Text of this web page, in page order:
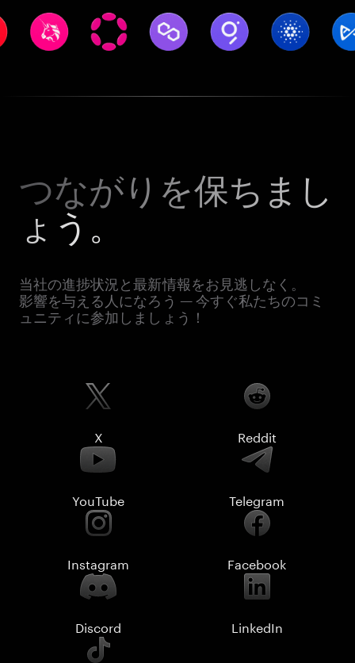
つながりを保ちまし
ょう。
当社の進捗状況と最新情報をお見逃しなく。
影響を与える人になろう — 今すぐ私たちのコミ
ュニティに参加しましょう！
X Reddit
YouTube Telegram
Instagram Facebook
Discord LinkedIn